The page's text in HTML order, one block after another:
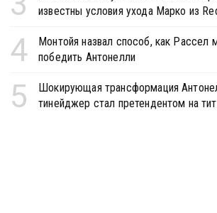
известны условия ухода Марко из
4
Монтойя назвал способ, как Рассел
победить Антонелли
5
Шокирующая трансформация
тинейджер стал претендентом на